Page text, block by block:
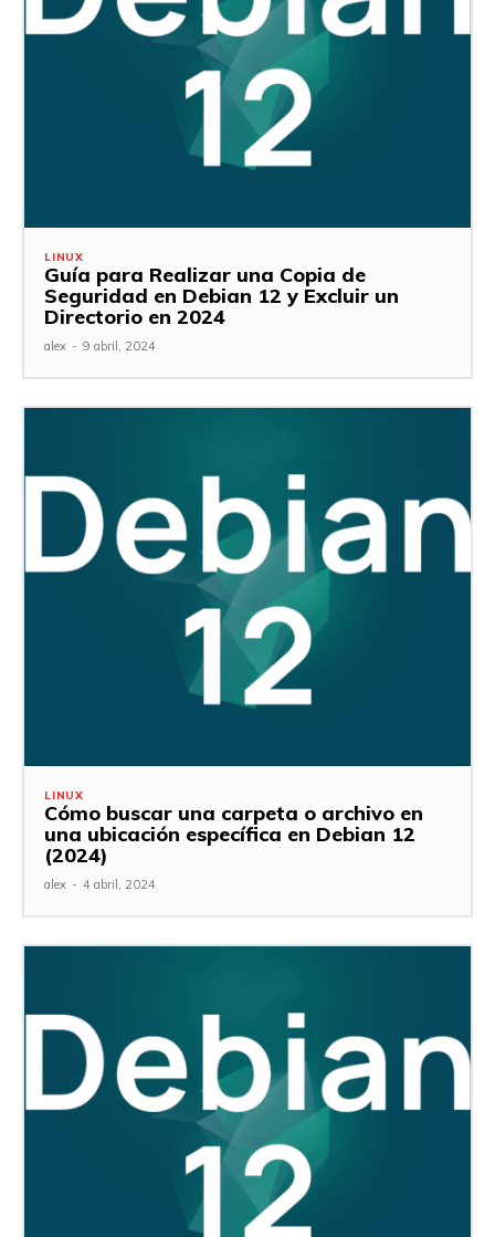
LINUX
Guía para Realizar una Copia de
Seguridad en Debian 12 y Excluir un
Directorio en 2024
alex - 9 abril, 2024
LINUX
Cómo buscar una carpeta o archivo en
una ubicación específica en Debian 12
(2024)
alex - 4 abril, 2024